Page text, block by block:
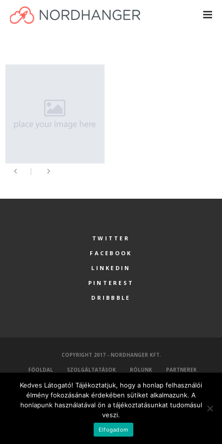
TWITTER
FACEBOOK
LINKEDIN
PINTEREST
DRIBBBLE
COPYRIGHT 2017 - NORDHANGER KFT.
FŐOLDAL SZOLGÁLTATÁSOK RÓLUNK PARTNEREK
KAPCSOLAT MINDEN VÁLLALKOZÁSNAK LEGYEN SAJÁT HONLAPJA
MAGYAR
Kedves Látogató! Tájékoztatjuk, hogy a honlap felhasználói
élmény fokozásának érdekében sütiket alkalmazunk. A
honlapunk használatával ön a tájékoztatásunkat tudomásul
veszi.
Elfogadom